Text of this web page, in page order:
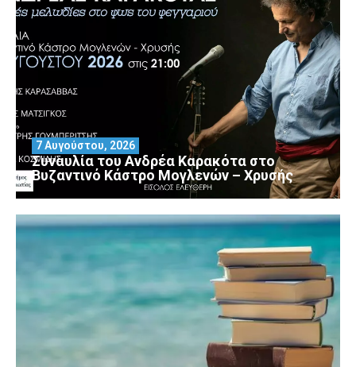
Συναυλία του Ανδρέα Καρακότα στο
Βυζαντινό Κάστρο Μογλενών – Χρυσής
7 Αυγούστου, 2026